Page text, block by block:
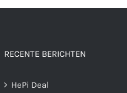
RECENTE BERICHTEN
HePi Deal